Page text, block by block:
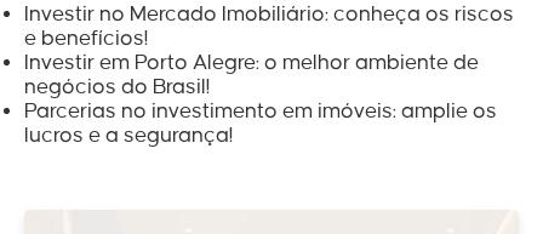
Investir no Mercado Imobiliário: conheça os riscos
e benefícios!
Investir em Porto Alegre: o melhor ambiente de
negócios do Brasil!
Parcerias no investimento em imóveis: amplie os
lucros e a segurança!